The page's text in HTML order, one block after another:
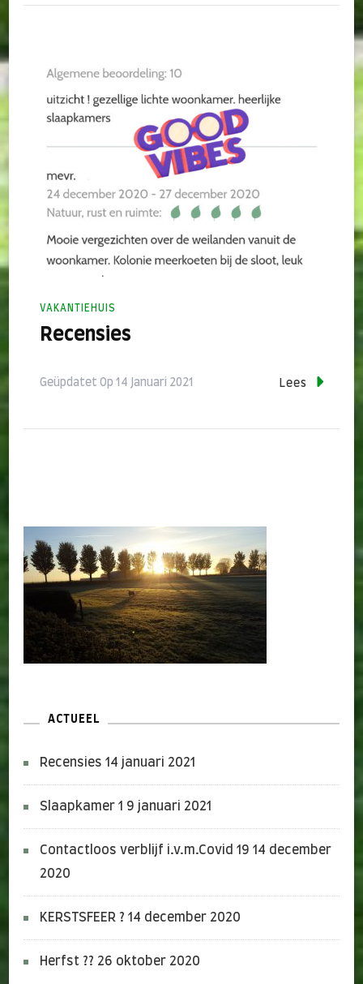
VAKANTIEHUIS
Recensies
Geüpdatet Op 14 Januari 2021 Lees
ACTUEEL
Recensies 14 januari 2021
Slaapkamer 1 9 januari 2021
Contactloos verblijf i.v.m.Covid 19 14 december
2020
KERSTSFEER ? 14 december 2020
Herfst ?? 26 oktober 2020